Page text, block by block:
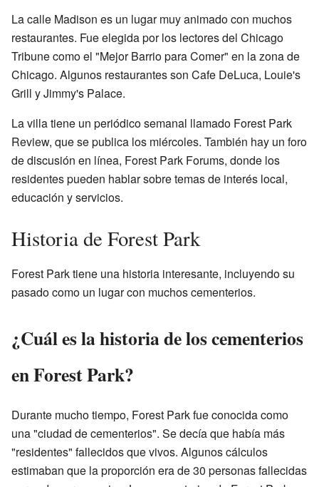
La calle Madison es un lugar muy animado con muchos
restaurantes. Fue elegida por los lectores del Chicago
Tribune como el "Mejor Barrio para Comer" en la zona de
Chicago. Algunos restaurantes son Cafe DeLuca, Louie's
Grill y Jimmy's Palace.
La villa tiene un periódico semanal llamado Forest Park
Review, que se publica los miércoles. También hay un foro
de discusión en línea, Forest Park Forums, donde los
residentes pueden hablar sobre temas de interés local,
educación y servicios.
Historia de Forest Park
Forest Park tiene una historia interesante, incluyendo su
pasado como un lugar con muchos cementerios.
¿Cuál es la historia de los cementerios
en Forest Park?
Durante mucho tiempo, Forest Park fue conocida como
una "ciudad de cementerios". Se decía que había más
"residentes" fallecidos que vivos. Algunos cálculos
estimaban que la proporción era de 30 personas fallecidas